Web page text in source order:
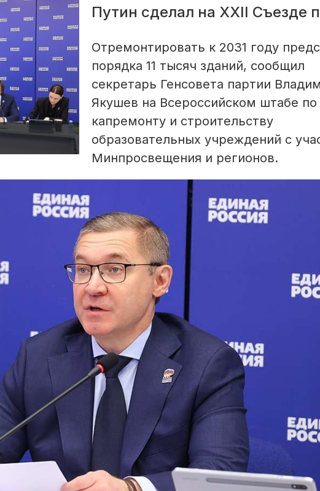
Путин сделал на XXII Съезде
Отремонтировать к 2031 году
порядка 11 тысяч зданий, сообщил
секретарь Генсовета партии
Якушев на Всероссийском штабе по
капремонту и строительству
образовательных учреждений с
Минпросвещения и регионов.